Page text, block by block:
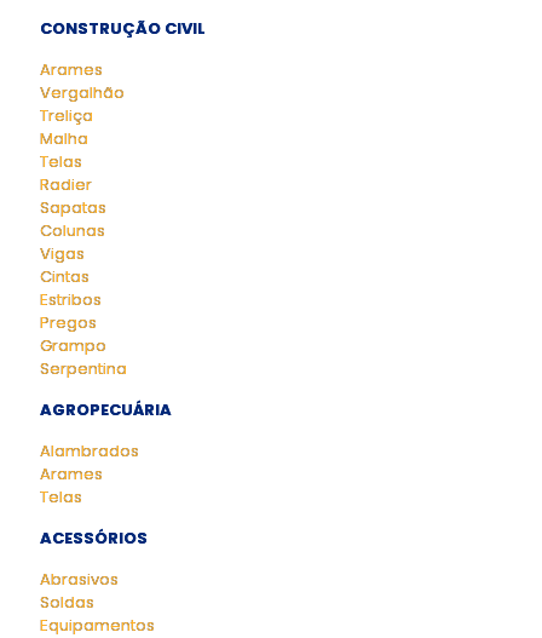
CONSTRUÇÃO CIVIL
Arames
Vergalhão
Treliça
Malha
Telas
Radier
Sapatas
Colunas
Vigas
Cintas
Estribos
Pregos
Grampo
Serpentina
AGROPECUÁRIA
Alambrados
Arames
Telas
ACESSÓRIOS
Abrasivos
Soldas
Equipamentos